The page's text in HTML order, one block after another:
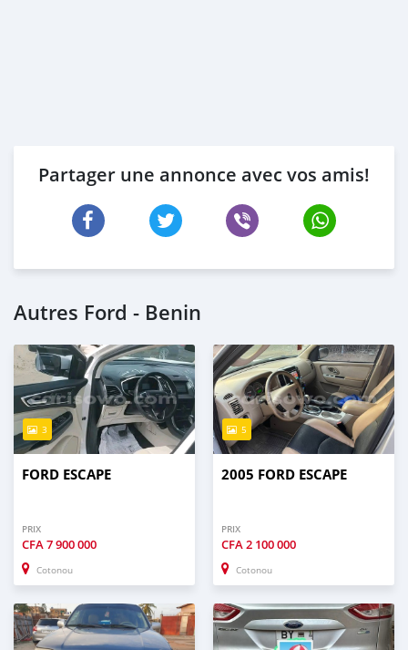
Partager une annonce avec vos amis!
Autres Ford - Benin
3
FORD ESCAPE
PRIX
CFA7 900 000
Cotonou
5
2005 FORD ESCAPE
PRIX
CFA2 100 000
Cotonou